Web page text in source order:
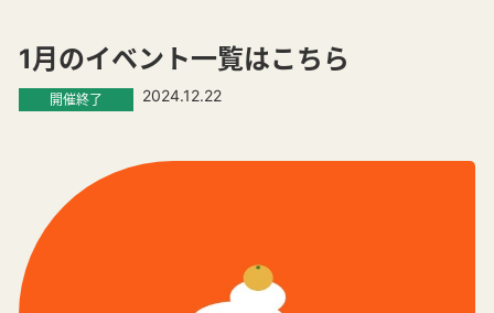
1月のイベント一覧はこちら
開催終了 2024.12.22